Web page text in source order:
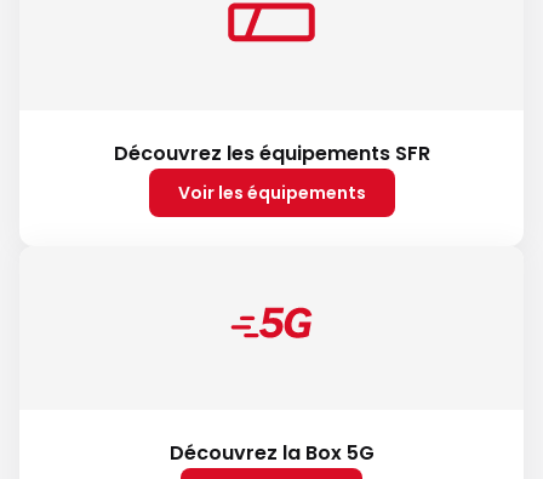
Découvrez les équipements SFR
Voir les équipements
Découvrez la Box 5G